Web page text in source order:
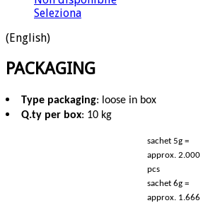
Seleziona
(English)
PACKAGING
Type packaging: loose in box
Q.ty per box: 10 kg
sachet 5g =
approx. 2.000
pcs
sachet 6g =
approx. 1.666